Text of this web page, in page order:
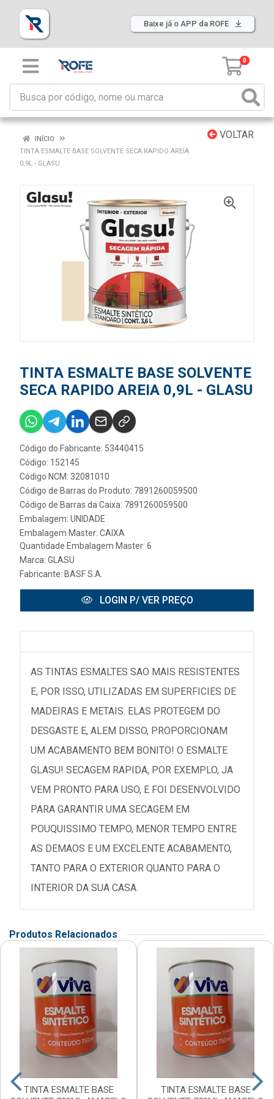
Baixe já o APP da ROFE
0
VOLTAR
INÍCIO
TINTA ESMALTE BASE SOLVENTE SECA RAPIDO AREIA
0,9L - GLASU
TINTA ESMALTE BASE SOLVENTE
SECA RAPIDO AREIA 0,9L - GLASU
Código do Fabricante: 53440415
Código: 152145
Código NCM: 32081010
Código de Barras do Produto: 7891260059500
Código de Barras da Caixa: 7891260059500
Embalagem: UNIDADE
Embalagem Master: CAIXA
Quantidade Embalagem Master: 6
Marca: GLASU
Fabricante: BASF S.A.
LOGIN P/ VER PREÇO
AS TINTAS ESMALTES SAO MAIS RESISTENTES
E, POR ISSO, UTILIZADAS EM SUPERFICIES DE
MADEIRAS E METAIS. ELAS PROTEGEM DO
DESGASTE E, ALEM DISSO, PROPORCIONAM
UM ACABAMENTO BEM BONITO! O ESMALTE
GLASU! SECAGEM RAPIDA, POR EXEMPLO, JA
VEM PRONTO PARA USO, E FOI DESENVOLVIDO
PARA GARANTIR UMA SECAGEM EM
POUQUISSIMO TEMPO, MENOR TEMPO ENTRE
AS DEMAOS E UM EXCELENTE ACABAMENTO,
TANTO PARA O EXTERIOR QUANTO PARA O
INTERIOR DA SUA CASA.
Produtos Relacionados
TINTA ESMALTE BASE
TINTA ESMALTE BASE